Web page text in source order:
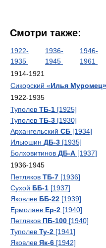
Смотри также:
1922-
1935
1936-
1945
1946-
1961
1914-1921
Сикорский «Илья Муромец»
1922-1935
Туполев ТБ-1 [1925]
Туполев ТБ-3 [1930]
Архангельский СБ [1934]
Ильюшин ДБ-3 [1935]
Болховитинов ДБ-А [1937]
1936-1945
Петляков ТБ-7 [1936]
Сухой ББ-1 [1937]
Яковлев ББ-22 [1939]
Ермолаев Ер-2 [1940]
Петляков ПБ-100 [1940]
Туполев Ту-2 [1941]
Яковлев Як-6 [1942]